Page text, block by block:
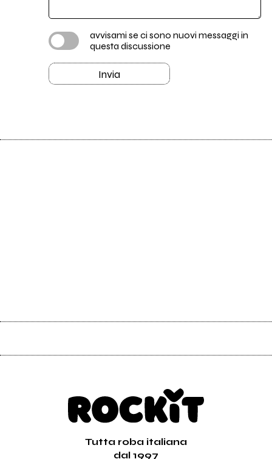
avvisami se ci sono nuovi messaggi in
questa discussione
Invia
Tutta roba italiana
dal 1997